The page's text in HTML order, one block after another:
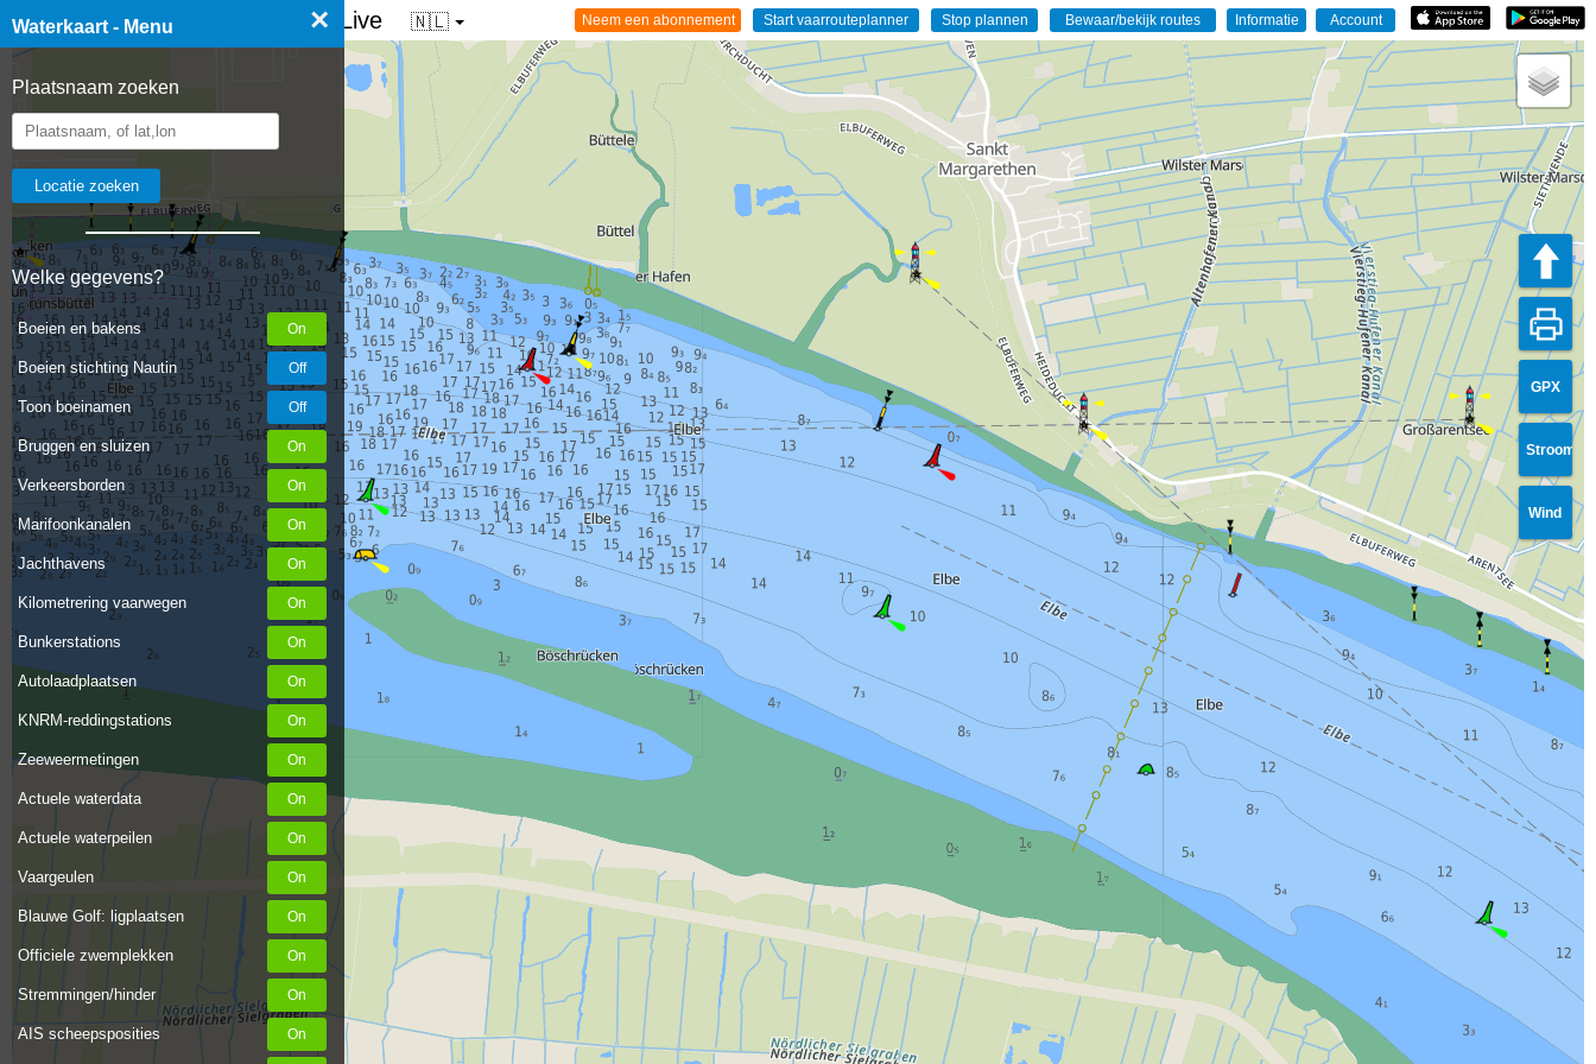
Waterkaart - Menu ×
Plaatsnaam zoeken
Welke gegevens?
Boeien en bakens
Boeien stichting Nautin
Toon boeinamen
Bruggen en sluizen
Verkeersborden
Marifoonkanalen
Jachthavens
Kilometrering vaarwegen
Bunkerstations
Autolaadplaatsen
KNRM-reddingstations
Zeeweermetingen
Actuele waterdata
Actuele waterpeilen
Vaargeulen
Blauwe Golf: ligplaatsen
Officiele zwemplekken
Stremmingen/hinder
AIS scheepsposities
☰ Waterkaart van Nederland - Live 🇳🇱
GPX
Stroom
Wind